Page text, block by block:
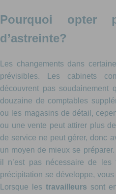
Pourquoi opter
d’astreinte?
Les changements dans
prévisibles. Les cabinets
découvrent pas soudainement
douzaine de comptables
ou les magasins de détail,
ou une vente peut attirer plus
de service ne peut gérer, donc
un moyen de mieux se
il n’est pas nécessaire de
précipitation se développe,
Lorsque les travailleurs sont